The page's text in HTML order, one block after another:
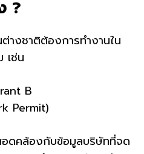
?
างชาติต้องการทำงานใน
เช่น
B
Permit)
อดคล้องกับข้อมูลบริษัทที่จด